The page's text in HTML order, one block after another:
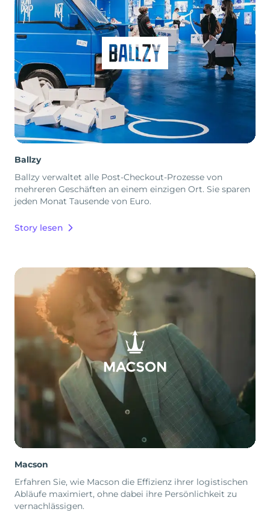
Ballzy
Ballzy verwaltet alle Post-Checkout-Prozesse von
mehreren Geschäften an einem einzigen Ort. Sie sparen
jeden Monat Tausende von Euro.
Story lesen
Macson
Erfahren Sie, wie Macson die Effizienz ihrer logistischen
Abläufe maximiert, ohne dabei ihre Persönlichkeit zu
vernachlässigen.